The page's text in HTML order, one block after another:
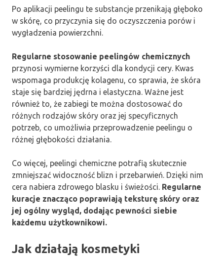
Po aplikacji peelingu te substancje przenikają głęboko
w skórę, co przyczynia się do oczyszczenia porów i
wygładzenia powierzchni.
Regularne stosowanie peelingów chemicznych
przynosi wymierne korzyści dla kondycji cery. Kwas
wspomaga produkcję kolagenu, co sprawia, że skóra
staje się bardziej jędrna i elastyczna. Ważne jest
również to, że zabiegi te można dostosować do
różnych rodzajów skóry oraz jej specyficznych
potrzeb, co umożliwia przeprowadzenie peelingu o
różnej głębokości działania.
Co więcej, peelingi chemiczne potrafią skutecznie
zmniejszać widoczność blizn i przebarwień. Dzięki nim
cera nabiera zdrowego blasku i świeżości. Regularne
kuracje znacząco poprawiają teksturę skóry oraz
jej ogólny wygląd, dodając pewności siebie
każdemu użytkownikowi.
Jak działają kosmetyki